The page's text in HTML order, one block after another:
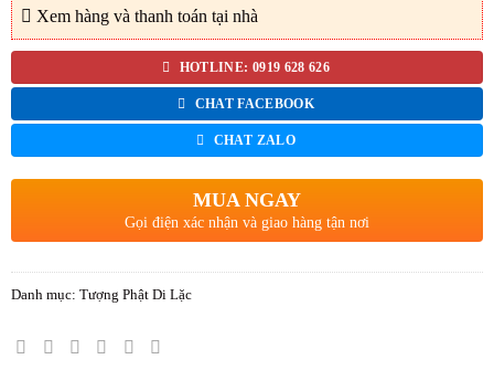
Xem hàng và thanh toán tại nhà
HOTLINE: 0919 628 626
CHAT FACEBOOK
CHAT ZALO
MUA NGAY
Gọi điện xác nhận và giao hàng tận nơi
Danh mục: Tượng Phật Di Lặc